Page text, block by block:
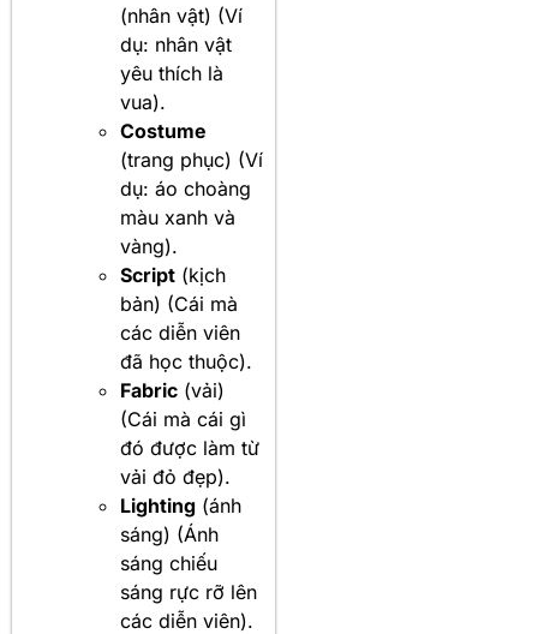
(nhân vật) (Ví
dụ: nhân vật
yêu thích là
vua).
Costume
(trang phục) (Ví
dụ: áo choàng
màu xanh và
vàng).
Script (kịch
bản) (Cái mà
các diễn viên
đã học thuộc).
Fabric (vải)
(Cái mà cái gì
đó được làm từ
vải đỏ đẹp).
Lighting (ánh
sáng) (Ánh
sáng chiếu
sáng rực rỡ lên
các diễn viên).